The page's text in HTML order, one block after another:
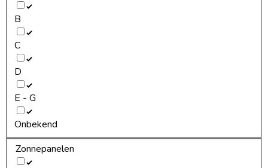
B
C
D
E - G
Onbekend
Zonnepanelen